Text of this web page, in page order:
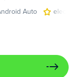
Auto